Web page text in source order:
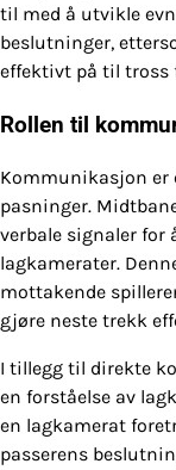
til med å utvikle
beslutninger,
effektivt på til tross
Rollen til
Kommunikasjon er
pasninger.
verbale signaler for
lagkamerater.
mottakende
gjøre neste trekk
I tillegg til direkte
en forståelse av
en lagkamerat
passerens